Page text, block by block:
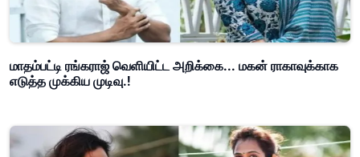
மாதம்பட்டி ரங்கராஜ் வெளியிட்ட அறிக்கை... மகன் ராகாவுக்காக
எடுத்த முக்கிய முடிவு.!